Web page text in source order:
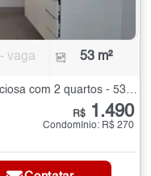
- vaga 53 m²
Apartamento para Alugar na Vila Graciosa com 2 quartos - 53 m²
R$ 1.490
Condomínio: R$ 270